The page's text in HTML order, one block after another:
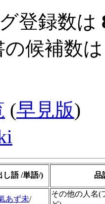
登録数は
の候補数
(早見版)
し語 /単語/) 品
あず未/
その他の人名(